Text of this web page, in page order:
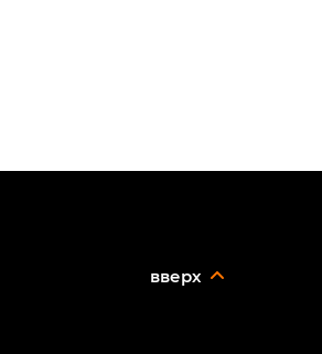
вверх